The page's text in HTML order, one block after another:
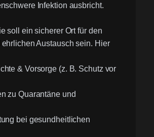
Infektion ausbricht.
soll ein sicherer Ort für den
Austausch sein. Hier
& Vorsorge (z. B. Schutz vor
zu Quarantäne und
bei gesundheitlichen